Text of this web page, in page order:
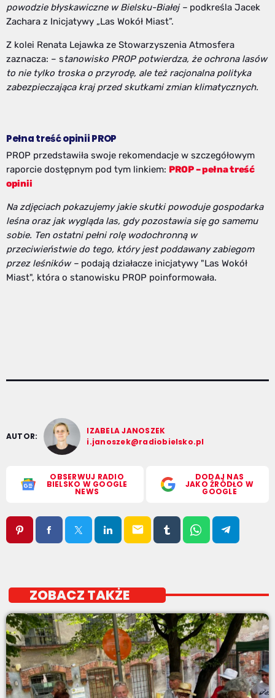
powodzie błyskawiczne w Bielsku-Białej – podkreśla Jacek
Zachara z Inicjatywy „Las Wokół Miast”.
Z kolei Renata Lejawka ze Stowarzyszenia Atmosfera
zaznacza: – stanowisko PROP potwierdza, że ochrona lasów
to nie tylko troska o przyrodę, ale też racjonalna polityka
zabezpieczająca kraj przed skutkami zmian klimatycznych.
Pełna treść opinii PROP
PROP przedstawiła swoje rekomendacje w szczegółowym
raporcie dostępnym pod tym linkiem: PROP – pełna treść
opinii
Na zdjęciach pokazujemy jakie skutki powoduje gospodarka
leśna oraz jak wygląda las, gdy pozostawia się go samemu
sobie. Ten ostatni pełni rolę wodochronną w
przeciwieństwie do tego, który jest poddawany zabiegom
przez leśników – podają działacze inicjatywy "Las Wokół
Miast", która o stanowisku PROP poinformowała.
AUTOR:
IZABELA JANOSZEK
i.janoszek@radiobielsko.pl
OBSERWUJ RADIO
BIELSKO W GOOGLE
NEWS
DODAJ NAS
JAKO ŹRÓDŁO W
GOOGLE
email
ZOBACZ TAKŻE